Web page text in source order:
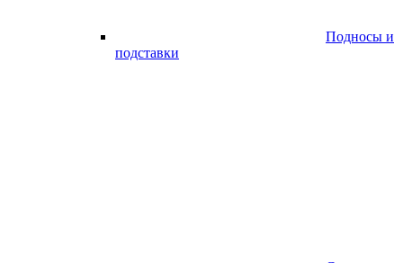
Подносы и
подставки